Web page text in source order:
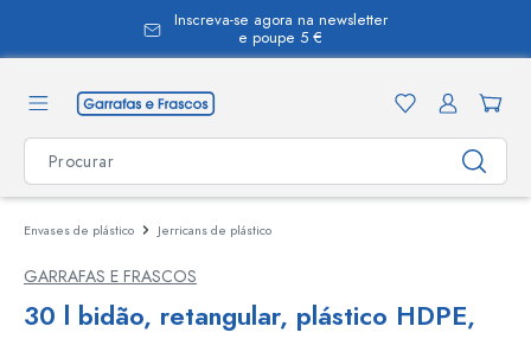
Inscreva-se agora na newsletter
e poupe 5 €
Envases de plástico Jerricans de plástico
GARRAFAS E FRASCOS
30 l bidão, retangular, plástico HDPE,